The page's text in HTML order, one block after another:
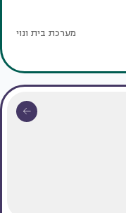
מערכת בית ונוי